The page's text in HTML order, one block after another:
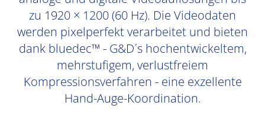
zu 1920 × 1200 (60 Hz). Die Videodaten
werden pixelperfekt verarbeitet und bieten
dank bluedec™ - G&D´s hochentwickeltem,
mehrstufigem, verlustfreiem
Kompressionsverfahren - eine exzellente
Hand-Auge-Koordination.